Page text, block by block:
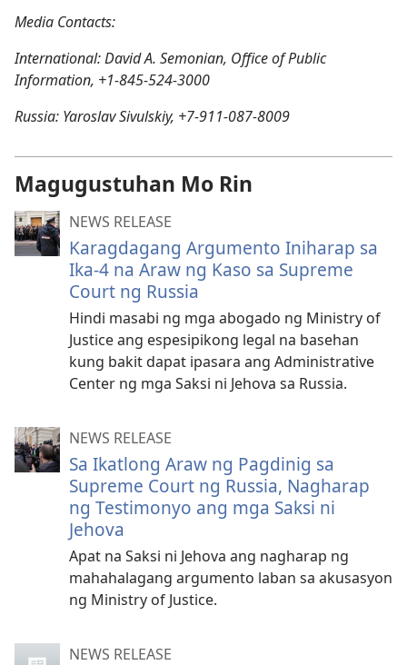
Media Contacts:
International: David A. Semonian, Office of Public
Information, +1-845-524-3000
Russia: Yaroslav Sivulskiy, +7-911-087-8009
Magugustuhan Mo Rin
NEWS RELEASE
Karagdagang Argumento Iniharap sa
Ika-4 na Araw ng Kaso sa Supreme
Court ng Russia
Hindi masabi ng mga abogado ng Ministry of
Justice ang espesipikong legal na basehan
kung bakit dapat ipasara ang Administrative
Center ng mga Saksi ni Jehova sa Russia.
NEWS RELEASE
Sa Ikatlong Araw ng Pagdinig sa
Supreme Court ng Russia, Nagharap
ng Testimonyo ang mga Saksi ni
Jehova
Apat na Saksi ni Jehova ang nagharap ng
mahahalagang argumento laban sa akusasyon
ng Ministry of Justice.
NEWS RELEASE